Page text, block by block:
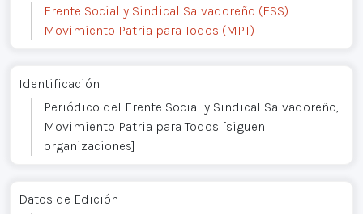
Frente Social y Sindical Salvadoreño (FSS)
Movimiento Patria para Todos (MPT)
Identificación
Periódico del Frente Social y Sindical Salvadoreño,
Movimiento Patria para Todos [siguen
organizaciones]
Datos de Edición